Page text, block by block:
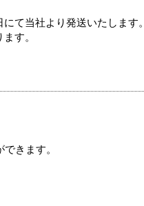
て当社より発送いたします。
す。
きます。